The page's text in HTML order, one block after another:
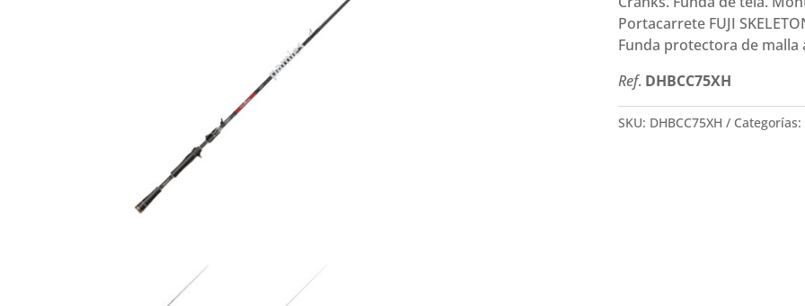
m
14-
56
g)
cantidad
Portacarrete FUJI
Funda protectora de malla
Ref. DHBCC75XH
SKU: DHBCC75XH Categorías: